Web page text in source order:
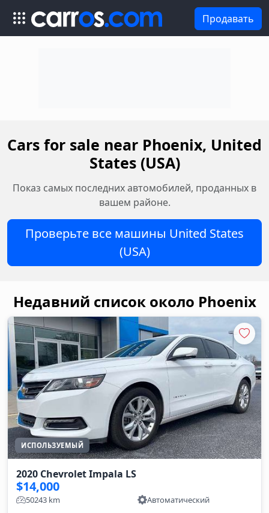
Продавать
Cars for sale near Phoenix, United
States (USA)
Показ самых последних автомобилей, проданных в
вашем районе.
Проверьте все машины United States
(USA)
Недавний список около Phoenix
ИСПОЛЬЗУЕМЫЙ
2020 Chevrolet Impala LS
$14,000
50243 km
Автоматический